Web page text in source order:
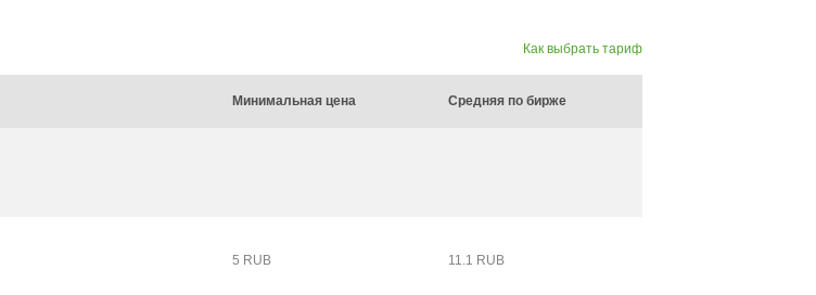
Как выбрать тариф
Минимальная цена Средняя по бирже
5 RUB 11.1 RUB